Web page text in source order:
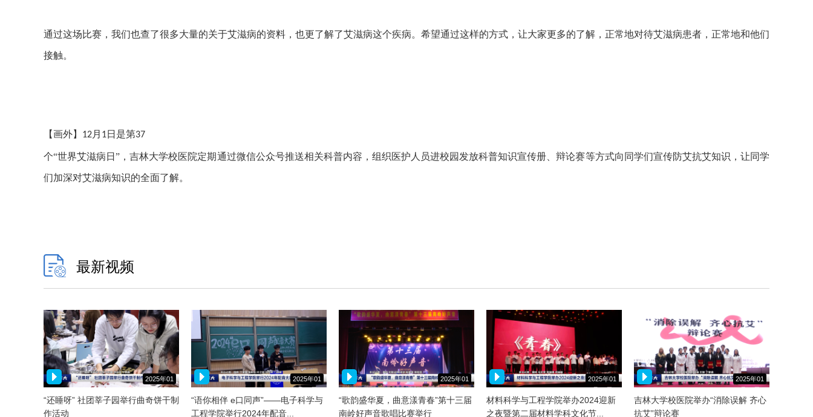
通过这场比赛，我们也查了很多大量的关于艾滋病的资料，也更了解了艾滋病这个疾病。希望通过这样的方式，让大家更多的了解，正常地对待艾滋病患者，正常地和他们
接触。
【画外】 12月 1日是第37
个“世界艾滋病日”，吉林大学校医院定期通过微信公众号推送相关科普内容，组织医护人员进校园发放科普知识宣传册、辩论赛等方式向同学们宣传防艾抗艾知识，让同学
们加深对艾滋病知识的全面了解。
最新视频
2025年01
月11日
“还睡呀” 社团莘子园举行曲奇饼干制
作活动
2025年01
月10日
“语你相伴 e口同声”——电子科学与
工程学院举行2024年配音...
2025年01
月08日
“歌韵盛华夏，曲意漾青春”第十三届
南岭好声音歌唱比赛举行
2025年01
月07日
材料科学与工程学院举办2024迎新
之夜暨第二届材料学科文化节...
2025年01
月03日
吉林大学校医院举办“消除误解 齐心
抗艾”辩论赛